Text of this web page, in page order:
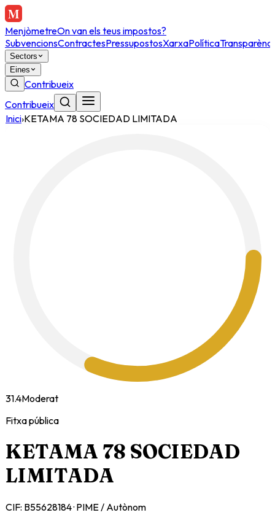
MenjòmetreOn van els teus impostos?
SubvencionsContractesPressupostosXarxaPolítica
Sectors
Eines
Contribueix
Contribueix
Inici›KETAMA 78 SOCIEDAD LIMITADA
31.4Moderat
Fitxa pública
KETAMA 78 SOCIEDAD
LIMITADA
CIF: B55628184· PIME / Autònom